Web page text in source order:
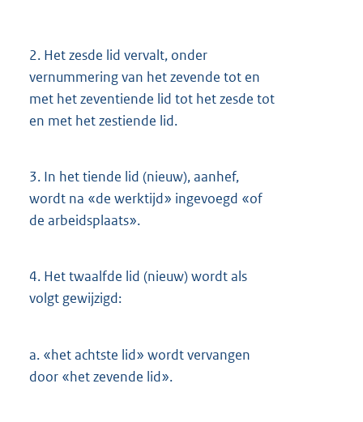
2. Het zesde lid vervalt, onder
vernummering van het zevende tot en
met het zeventiende lid tot het zesde tot
en met het zestiende lid.
3. In het tiende lid (nieuw), aanhef,
wordt na «de werktijd» ingevoegd «of
de arbeidsplaats».
4. Het twaalfde lid (nieuw) wordt als
volgt gewijzigd:
a. «het achtste lid» wordt vervangen
door «het zevende lid».